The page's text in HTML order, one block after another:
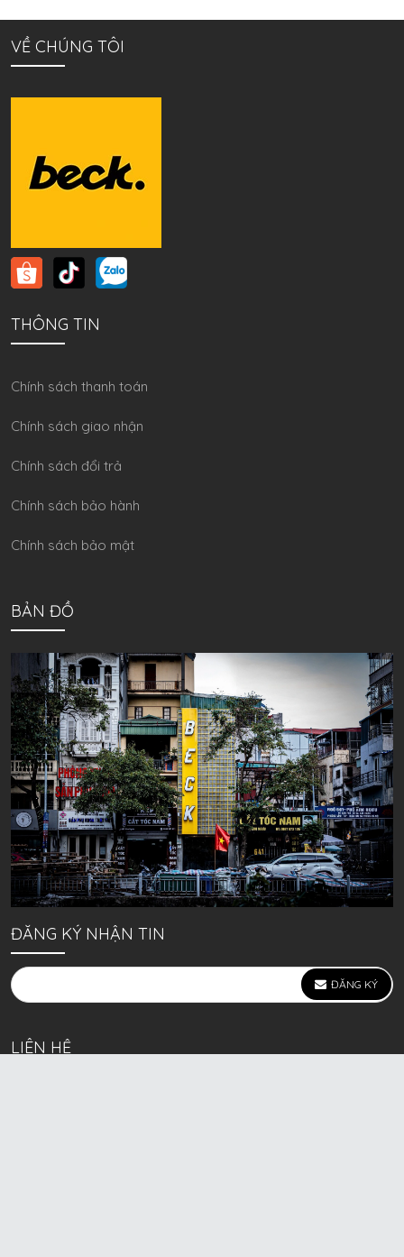
VỀ CHÚNG TÔI
THÔNG TIN
Chính sách thanh toán
Chính sách giao nhận
Chính sách đổi trả
Chính sách bảo hành
Chính sách bảo mật
BẢN ĐỒ
ĐĂNG KÝ NHẬN TIN
ĐĂNG KÝ
LIÊN HỆ